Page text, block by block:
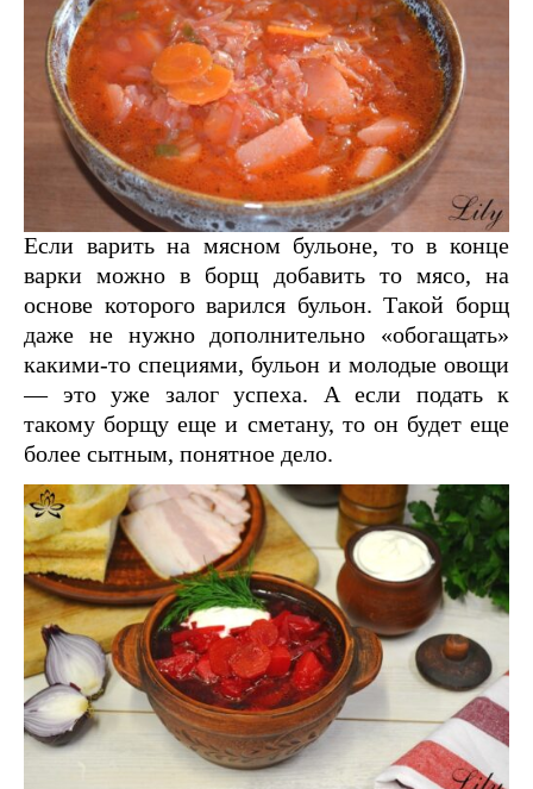
Если варить на мясном бульоне, то в конце
варки можно в борщ добавить то мясо, на
основе которого варился бульон. Такой борщ
даже не нужно дополнительно «обогащать»
какими-то специями, бульон и молодые овощи
— это уже залог успеха. А если подать к
такому борщу еще и сметану, то он будет еще
более сытным, понятное дело.